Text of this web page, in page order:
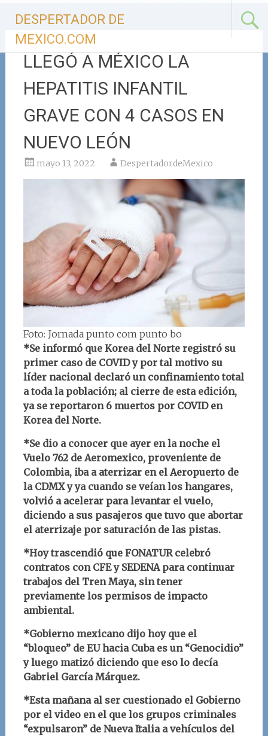
contenido
DESPERTADOR DE
MEXICO.COM
LLEGÓ A MÉXICO LA
HEPATITIS INFANTIL
GRAVE CON 4 CASOS EN
NUEVO LEÓN
mayo 13, 2022 DespertadordeMexico
Foto: Jornada punto com punto bo
*Se informó que Korea del Norte registró su
primer caso de COVID y por tal motivo su
líder nacional declaró un confinamiento total
a toda la población; al cierre de esta edición,
ya se reportaron 6 muertos por COVID en
Korea del Norte.
*Se dio a conocer que ayer en la noche el
Vuelo 762 de Aeromexico, proveniente de
Colombia, iba a aterrizar en el Aeropuerto de
la CDMX y ya cuando se veían los hangares,
volvió a acelerar para levantar el vuelo,
diciendo a sus pasajeros que tuvo que abortar
el aterrizaje por saturación de las pistas.
*Hoy trascendió que FONATUR celebró
contratos con CFE y SEDENA para continuar
trabajos del Tren Maya, sin tener
previamente los permisos de impacto
ambiental.
*Gobierno mexicano dijo hoy que el
“bloqueo” de EU hacia Cuba es un “Genocidio”
y luego matizó diciendo que eso lo decía
Gabriel García Márquez.
*Esta mañana al ser cuestionado el Gobierno
por el video en el que los grupos criminales
“expulsaron” de Nueva Italia a vehículos del